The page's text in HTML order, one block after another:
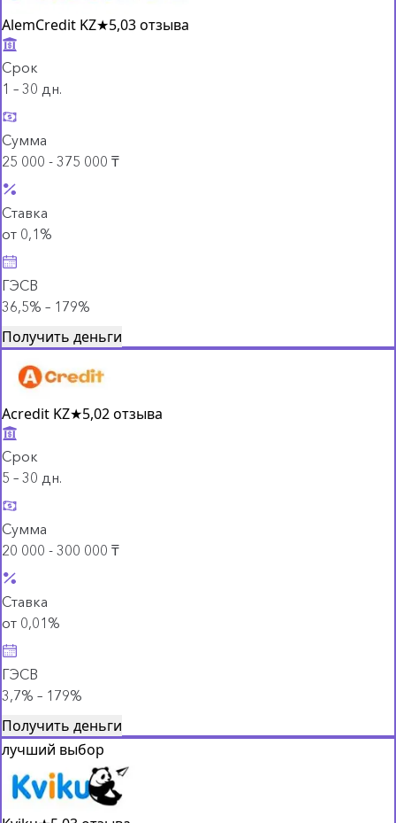
AlemCredit KZ★5,03 отзыва
Срок
1 – 30 дн.
Сумма
25 000 - 375 000 ₸
Ставка
от 0,1%
ГЭСВ
36,5% – 179%
Получить деньги
Acredit KZ★5,02 отзыва
Срок
5 – 30 дн.
Сумма
20 000 - 300 000 ₸
Ставка
от 0,01%
ГЭСВ
3,7% – 179%
Получить деньги
лучший выбор